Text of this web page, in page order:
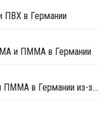
ПВХ в Германии
и ПММА в Германии
Roehm закрыла производство ММА и ПММА в Германии из-за пожара